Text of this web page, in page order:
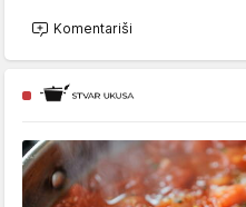
Komentariši